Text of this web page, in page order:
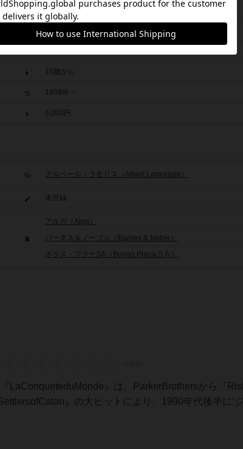
Risk
2人～6人
10歳から
1959年～
6,000円
アルベール・ラモリス（Albert Lamorisse）
未登録
アルガ（Alga）
バーネス＆ノーブル（Barnes & Noble）
ボラス・プラナSA（Borras Plana S.A.）
LaConqueteduMonde』は、ParkerBrothersから『
』の大ヒットにより、1990年代後半に‘